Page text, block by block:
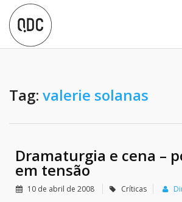
Tag: valerie solanas
Dramaturgia e cena –
em tensão
10 de abril de 2008 Críticas